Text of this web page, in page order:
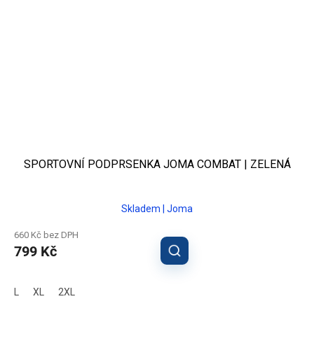
SPORTOVNÍ PODPRSENKA JOMA COMBAT | ZELENÁ
Skladem | Joma
660 Kč bez DPH
799 Kč
XL 2XL